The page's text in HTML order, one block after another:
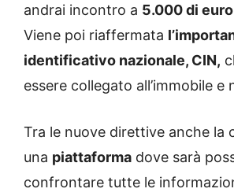
andrai incontro a 5.000 di
Viene poi riaffermata
identificativo nazionale, CIN,
essere collegato all’immobile e
Tra le nuove direttive anche la
una piattaforma dove sarà
confrontare tutte le